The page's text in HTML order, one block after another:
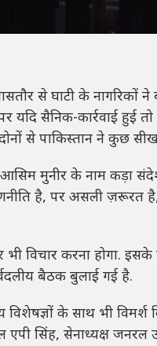
से घाटी के नागरिकों
सैनिक-कार्रवाई हुई तो
से पाकिस्तान ने कुछ
मुनीर के नाम कड़ा
है, पर असली ज़रूरत
विचार करना होगा. इसके
बैठक बुलाई गई है.
के साथ भी विमर्श
सिंह, सेनाध्यक्ष जनरल